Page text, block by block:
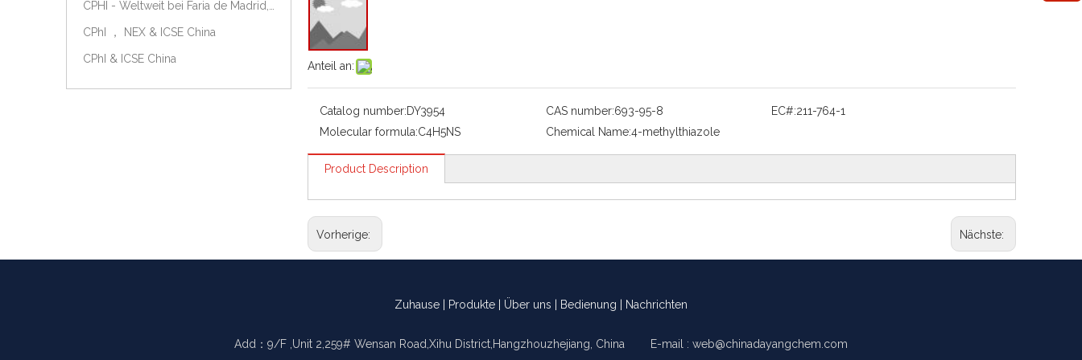
CPhI ， NEX & ICSE China
CPhI & ICSE China
Anteil an:
Catalog number:DY3954 CAS number:693-95-8 EC#:211-764-1
Molecular formula:C4H5NS Chemical Name:4-methylthiazole
Product Description
Vorherige: Nächste:
Zuhause Produkte Über uns Bedienung Nachrichten
Add：9/F ,Unit 2,259# Wensan Road,Xihu District,Hangzhouzhejiang, China E-mail : web@chinadayangchem.com